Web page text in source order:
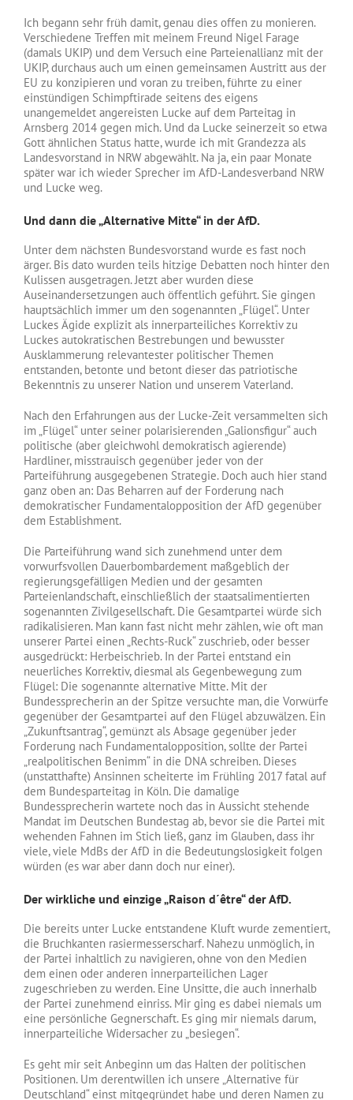
Ich begann sehr früh damit, genau dies offen zu monieren.
Verschiedene Treffen mit meinem Freund Nigel Farage
(damals UKIP) und dem Versuch eine Parteienallianz mit der
UKIP, durchaus auch um einen gemeinsamen Austritt aus der
EU zu konzipieren und voran zu treiben, führte zu einer
einstündigen Schimpftirade seitens des eigens
unangemeldet angereisten Lucke auf dem Parteitag in
Arnsberg 2014 gegen mich. Und da Lucke seinerzeit so etwa
Gott ähnlichen Status hatte, wurde ich mit Grandezza als
Landesvorstand in NRW abgewählt. Na ja, ein paar Monate
später war ich wieder Sprecher im AfD-Landesverband NRW
und Lucke weg.
Und dann die „Alternative Mitte“ in der AfD.
Unter dem nächsten Bundesvorstand wurde es fast noch
ärger. Bis dato wurden teils hitzige Debatten noch hinter den
Kulissen ausgetragen. Jetzt aber wurden diese
Auseinandersetzungen auch öffentlich geführt. Sie gingen
hauptsächlich immer um den sogenannten „Flügel“. Unter
Luckes Ägide explizit als innerparteiliches Korrektiv zu
Luckes autokratischen Bestrebungen und bewusster
Ausklammerung relevantester politischer Themen
entstanden, betonte und betont dieser das patriotische
Bekenntnis zu unserer Nation und unserem Vaterland.
Nach den Erfahrungen aus der Lucke-Zeit versammelten sich
im „Flügel“ unter seiner polarisierenden „Galionsfigur“ auch
politische (aber gleichwohl demokratisch agierende)
Hardliner, misstrauisch gegenüber jeder von der
Parteiführung ausgegebenen Strategie. Doch auch hier stand
ganz oben an: Das Beharren auf der Forderung nach
demokratischer Fundamentalopposition der AfD gegenüber
dem Establishment.
Die Parteiführung wand sich zunehmend unter dem
vorwurfsvollen Dauerbombardement maßgeblich der
regierungsgefälligen Medien und der gesamten
Parteienlandschaft, einschließlich der staatsalimentierten
sogenannten Zivilgesellschaft. Die Gesamtpartei würde sich
radikalisieren. Man kann fast nicht mehr zählen, wie oft man
unserer Partei einen „Rechts-Ruck“ zuschrieb, oder besser
ausgedrückt: Herbeischrieb. In der Partei entstand ein
neuerliches Korrektiv, diesmal als Gegenbewegung zum
Flügel: Die sogenannte alternative Mitte. Mit der
Bundessprecherin an der Spitze versuchte man, die Vorwürfe
gegenüber der Gesamtpartei auf den Flügel abzuwälzen. Ein
„Zukunftsantrag“, gemünzt als Absage gegenüber jeder
Forderung nach Fundamentalopposition, sollte der Partei
„realpolitischen Benimm“ in die DNA schreiben. Dieses
(unstatthafte) Ansinnen scheiterte im Frühling 2017 fatal auf
dem Bundesparteitag in Köln. Die damalige
Bundessprecherin wartete noch das in Aussicht stehende
Mandat im Deutschen Bundestag ab, bevor sie die Partei mit
wehenden Fahnen im Stich ließ, ganz im Glauben, dass ihr
viele, viele MdBs der AfD in die Bedeutungslosigkeit folgen
würden (es war aber dann doch nur einer).
Der wirkliche und einzige „Raison d´être“ der AfD.
Die bereits unter Lucke entstandene Kluft wurde zementiert,
die Bruchkanten rasiermesserscharf. Nahezu unmöglich, in
der Partei inhaltlich zu navigieren, ohne von den Medien
dem einen oder anderen innerparteilichen Lager
zugeschrieben zu werden. Eine Unsitte, die auch innerhalb
der Partei zunehmend einriss. Mir ging es dabei niemals um
eine persönliche Gegnerschaft. Es ging mir niemals darum,
innerparteiliche Widersacher zu „besiegen“.
Es geht mir seit Anbeginn um das Halten der politischen
Positionen. Um derentwillen ich unsere „Alternative für
Deutschland“ einst mitgegründet habe und deren Namen zu